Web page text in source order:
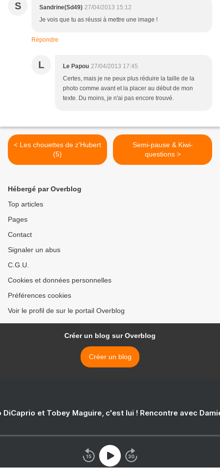
S Sandrine(Sd49) 27/04/2013 15:12
Je vois que tu as réussi à mettre une image !
Répondre
L Le Papou 27/04/2013 17:45
Certes, mais je ne peux plus réduire la taille de la
photo comme avant et la placer au début de mon
texte. Du moins, je n'ai pas encore trouvé.
< Les chouettes de z'Hubert
(5)
Semi-pause & Kiwi-
questions >
Hébergé par Overblog
Top articles
Pages
Contact
Signaler un abus
C.G.U.
Cookies et données personnelles
Préférences cookies
Voir le profil de sur le portail Overblog
Créer un blog sur Overblog
Créer un blog
DiCaprio et Tobey Maguire, c'est lui ! Rencontre avec